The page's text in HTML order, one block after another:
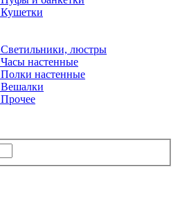
Кушетки
Светильники, люстры
Часы настенные
Полки настенные
Вешалки
Прочее